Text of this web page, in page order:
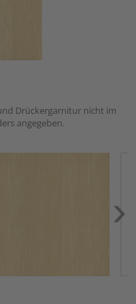
Drückergarnitur nicht im
angegeben.